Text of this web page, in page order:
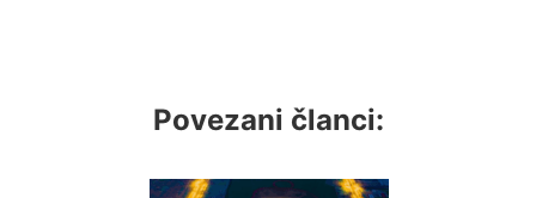
Povezani članci: